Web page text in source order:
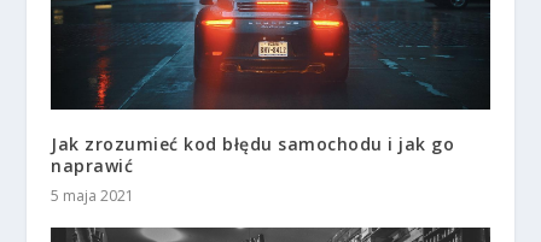
Jak zrozumieć kod błędu samochodu i jak go
naprawić
5 maja 2021